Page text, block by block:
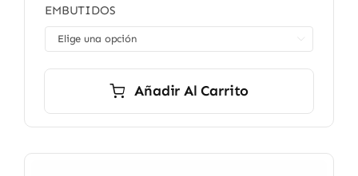
desde
EMBUTIDOS
Añadir Al Carrito